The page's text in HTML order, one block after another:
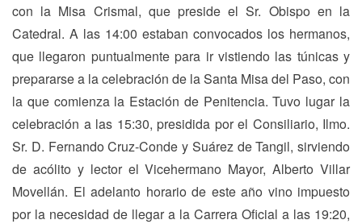
con la Misa Crismal, que preside el Sr. Obispo en la
Catedral. A las 14:00 estaban convocados los hermanos,
que llegaron puntualmente para ir vistiendo las túnicas y
prepararse a la celebración de la Santa Misa del Paso, con
la que comienza la Estación de Penitencia. Tuvo lugar la
celebración a las 15:30, presidida por el Consiliario, Ilmo.
Sr. D. Fernando Cruz-Conde y Suárez de Tangil, sirviendo
de acólito y lector el Vicehermano Mayor, Alberto Villar
Movellán. El adelanto horario de este año vino impuesto
por la necesidad de llegar a la Carrera Oficial a las 19:20,